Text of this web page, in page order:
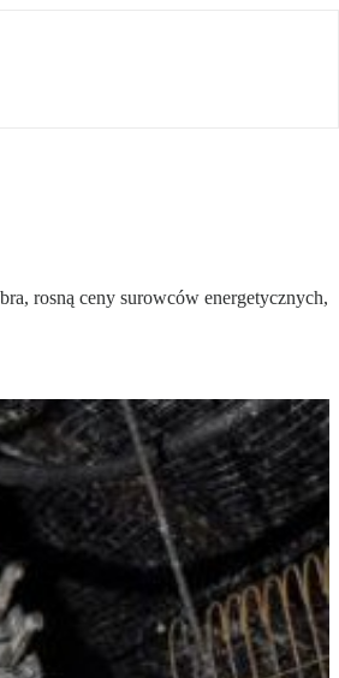
rosną ceny surowców energetycznych,